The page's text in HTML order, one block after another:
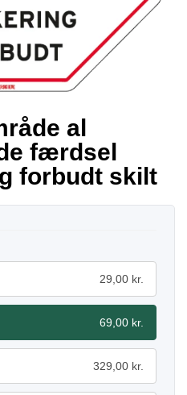
al
færdsel
forbudt skilt
29,00 kr.
69,00 kr.
329,00 kr.